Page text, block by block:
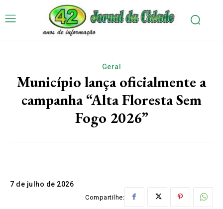
Geral
Município lança oficialmente a
campanha “Alta Floresta Sem
Fogo 2026”
7 de julho de 2026
Compartilhe: